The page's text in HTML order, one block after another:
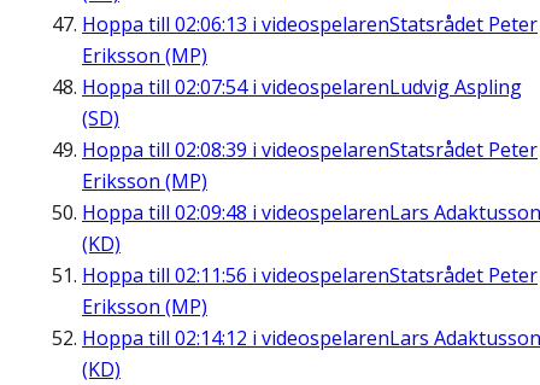
Hoppa till 02:06:13 i videospelarenStatsrådet Peter
Eriksson (MP)
Hoppa till 02:07:54i videospelarenLudvig Aspling
(SD)
Hoppa till 02:08:39 i videospelarenStatsrådet Peter
Eriksson (MP)
Hoppa till 02:09:48 i videospelarenLars Adaktusson
(KD)
Hoppa till 02:11:56 i videospelarenStatsrådet Peter
Eriksson (MP)
Hoppa till 02:14:12 i videospelarenLars Adaktusson
(KD)